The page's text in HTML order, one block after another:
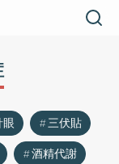
眼
三伏貼
酒精代謝